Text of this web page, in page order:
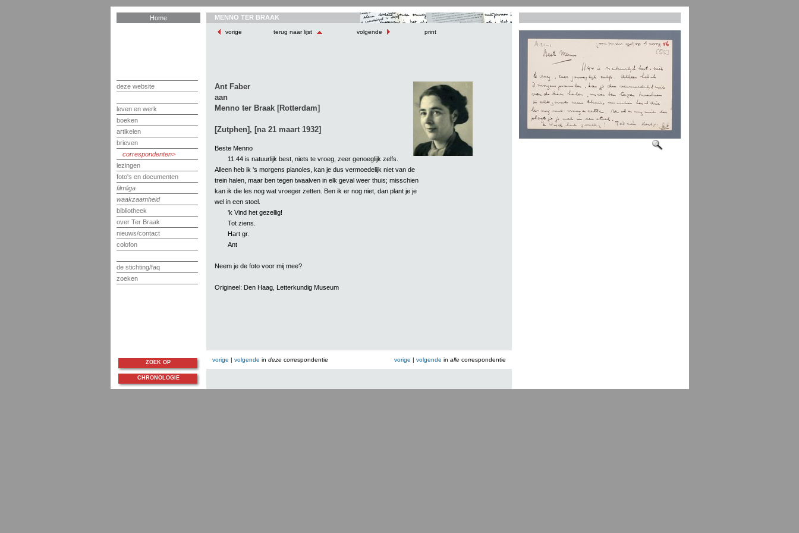
Home
deze website
leven en werk
boeken
artikelen
brieven
correspondenten
lezingen
foto's en documenten
filmliga
waakzaamheid
bibliotheek
over Ter Braak
nieuws/contact
colofon
de stichting/faq
zoeken
MENNO TER BRAAK
vorige terug naar lijst volgende print
Ant Faber
aan
Menno ter Braak [Rotterdam]
[Zutphen], [na 21 maart 1932]
Beste Menno
11.44 is natuurlijk best, niets te vroeg, zeer genoeglijk zelfs.
Alleen heb ik 's morgens pianoles, kan je dus vermoedelijk niet van de
trein halen, maar ben tegen twaalven in elk geval weer thuis; misschien
kan ik die les nog wat vroeger zetten. Ben ik er nog niet, dan plant je je
wel in een stoel.
'k Vind het gezellig!
Tot ziens.
Hart gr.
Ant
Neem je de foto voor mij mee?
Origineel: Den Haag, Letterkundig Museum
vorige | volgende in dezecorrespondentie vorige | volgende in allecorrespondentie
ZOEK OP
CHRONOLOGIE